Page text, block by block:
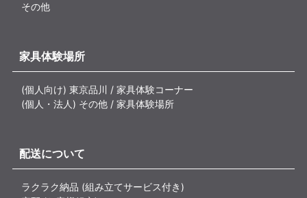
その他
家具体験場所
(個人向け) 東京品川 / 家具体験コーナー
(個人・法人) その他 / 家具体験場所
配送について
ラクラク納品 (組み立てサービス付き)